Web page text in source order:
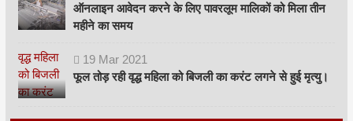
ऑनलाइन आवेदन करने के लिए पावरलूम मालिकों को मिला तीन
महीने का समय
19 Mar 2021
फूल तोड़ रही वृद्ध महिला को बिजली का करंट लगने से हुई मृत्यु।